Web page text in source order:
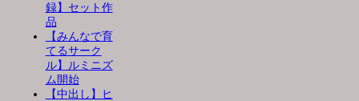
録】セット作
品
【みんなで育
てるサーク
ル】ルミニズ
ム開始
【中出し】ヒ